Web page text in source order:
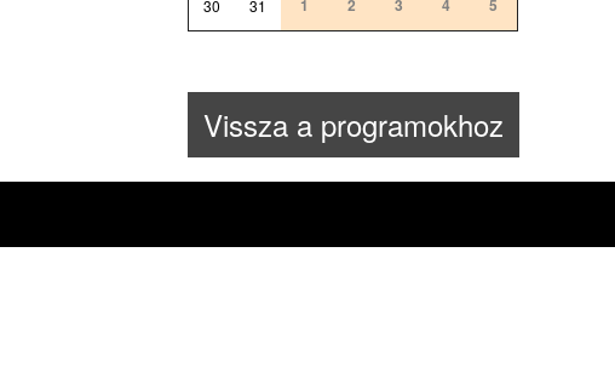
30 31
Vissza a programokhoz